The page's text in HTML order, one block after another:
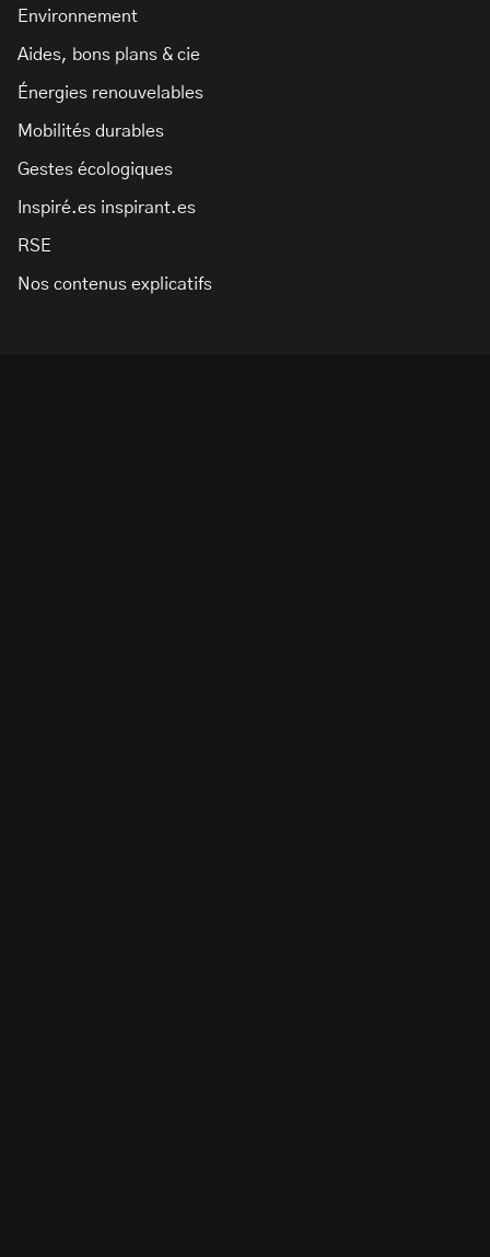
Environnement
Aides, bons plans & cie
Énergies renouvelables
Mobilités durables
Gestes écologiques
Inspiré.es inspirant.es
RSE
Nos contenus explicatifs